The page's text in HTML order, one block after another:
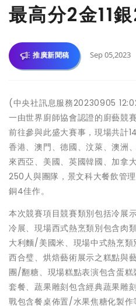
最高分2金11
推廣新聞稿 Sep 05,2023
(中央社訊息服務20230905
一由世界廚師協會認證的廚藝競
前往參與此盛大賽事，現場共計
香港、澳門、德國、汶萊、澳洲
來西亞、美國、英國韓國、加拿
250人與團隊，景文科大餐飲管
銅4佳作。
本次競賽項目競賽類別包括冷展
冷展、現場西式熱烹類別包含
大利麵/美國米、現場中式熱烹
西合璧、烘焙藝術展示之糕點與
團/翻糖、現場糕點表演包含蛋
套餐、蔬果雕刻包含經典蔬果雕
戰包含餐桌佈置/水果焦糖化製